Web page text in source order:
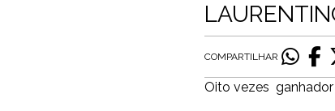
COMPARTILHAR
Oito vezes ganhador